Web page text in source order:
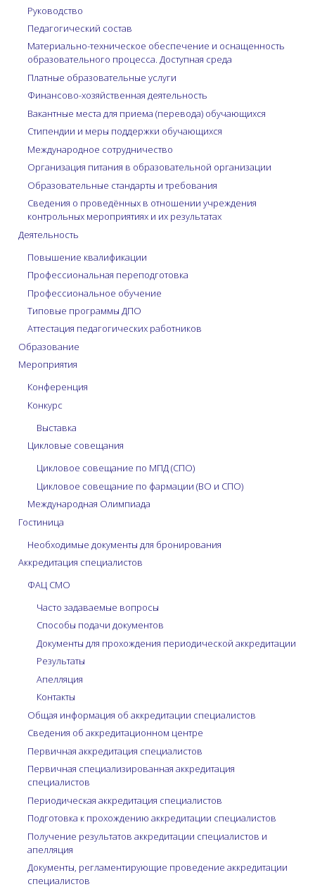
Руководство
Педагогический состав
Материально-техническое обеспечение и оснащенность
образовательного процесса. Доступная среда
Платные образовательные услуги
Финансово-хозяйственная деятельность
Вакантные места для приема (перевода) обучающихся
Стипендии и меры поддержки обучающихся
Международное сотрудничество
Организация питания в образовательной организации
Образовательные стандарты и требования
Сведения о проведённых в отношении учреждения
контрольных мероприятиях и их результатах
Деятельность
Повышение квалификации
Профессиональная переподготовка
Профессиональное обучение
Типовые программы ДПО
Аттестация педагогических работников
Образование
Мероприятия
Конференция
Конкурс
Выставка
Цикловые совещания
Цикловое совещание по МПД (СПО)
Цикловое совещание по фармации (ВО и СПО)
Международная Олимпиада
Гостиница
Необходимые документы для бронирования
Аккредитация специалистов
ФАЦ СМО
Часто задаваемые вопросы
Способы подачи документов
Документы для прохождения периодической аккредитации
Результаты
Апелляция
Контакты
Общая информация об аккредитации специалистов
Сведения об аккредитационном центре
Первичная аккредитация специалистов
Первичная специализированная аккредитация
специалистов
Периодическая аккредитация специалистов
Подготовка к прохождению аккредитации специалистов
Получение результатов аккредитации специалистов и
апелляция
Документы, регламентирующие проведение аккредитации
специалистов